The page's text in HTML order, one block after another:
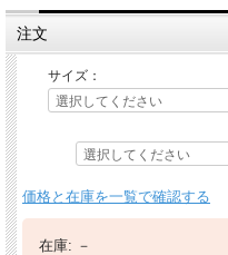
注文
サイズ：
価格と在庫を一覧で確認する
在庫: －